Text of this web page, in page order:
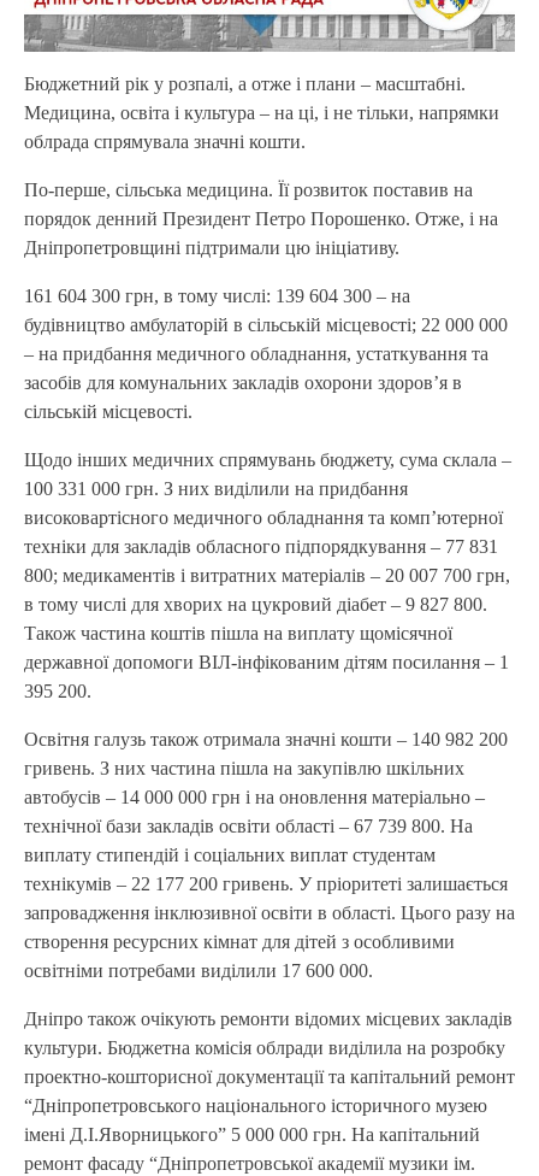
Бюджетний рік у розпалі, а отже і плани – масштабні.
Медицина, освіта і культура – на ці, і не тільки, напрямки
облрада спрямувала значні кошти.
По-перше, сільська медицина. Її розвиток поставив на
порядок денний Президент Петро Порошенко. Отже, і на
Дніпропетровщині підтримали цю ініціативу.
161 604 300 грн, в тому числі: 139 604 300 – на
будівництво амбулаторій в сільській місцевості; 22 000 000
– на придбання медичного обладнання, устаткування та
засобів для комунальних закладів охорони здоров’я в
сільській місцевості.
Щодо інших медичних спрямувань бюджету, сума склала –
100 331 000 грн. З них виділили на придбання
високовартісного медичного обладнання та комп’ютерної
техніки для закладів обласного підпорядкування – 77 831
800; медикаментів і витратних матеріалів – 20 007 700 грн,
в тому числі для хворих на цукровий діабет – 9 827 800.
Також частина коштів пішла на виплату щомісячної
державної допомоги ВІЛ-інфікованим дітям посилання – 1
395 200.
Освітня галузь також отримала значні кошти – 140 982 200
гривень. З них частина пішла на закупівлю шкільних
автобусів – 14 000 000 грн і на оновлення матеріально –
технічної бази закладів освіти області – 67 739 800. На
виплату стипендій і соціальних виплат студентам
технікумів – 22 177 200 гривень. У пріоритеті залишається
запровадження інклюзивної освіти в області. Цього разу на
створення ресурсних кімнат для дітей з особливими
освітніми потребами виділили 17 600 000.
Дніпро також очікують ремонти відомих місцевих закладів
культури. Бюджетна комісія облради виділила на розробку
проектно-кошторисної документації та капітальний ремонт
“Дніпропетровського національного історичного музею
імені Д.І.Яворницького” 5 000 000 грн. На капітальний
ремонт фасаду “Дніпропетровської академії музики ім.